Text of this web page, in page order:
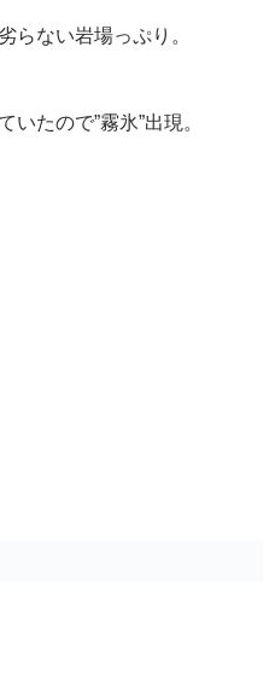
らない岩場っぷり。
たので”霧氷”出現。